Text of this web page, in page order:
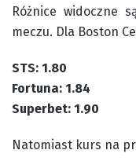
Różnice widoczne
meczu. Dla Boston
STS: 1.80
Fortuna: 1.84
Superbet: 1.90
Natomiast kurs na